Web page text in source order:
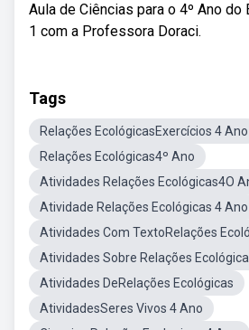
Aula de Ciências para o 4º Ano do
1 com a Professora Doraci.
Tags
Relações EcológicasExercícios 4 Ano
Relações Ecológicas4º Ano
Atividades Relações Ecológicas4O
Atividade Relações Ecológicas 4 Ano
Atividades Com TextoRelações
Atividades Sobre Relações
Atividades DeRelações Ecológicas
AtividadesSeres Vivos 4 Ano